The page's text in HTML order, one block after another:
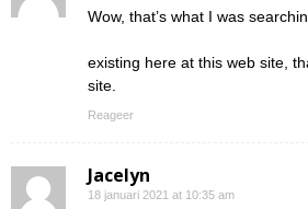
Wow, that’s what I was
existing here at this web site,
site.
Reageer
Jacelyn
18 januari 2021 at 10:35 am